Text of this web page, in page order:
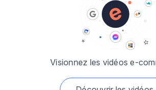
Visionnez les vidéos e-